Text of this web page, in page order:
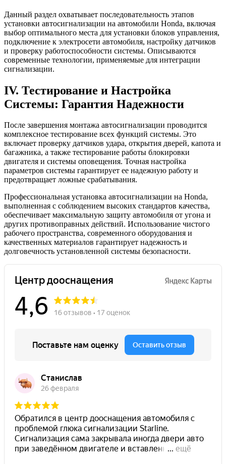
Данный раздел охватывает последовательность этапов
установки автосигнализации на автомобили Honda, включая
выбор оптимального места для установки блоков управления,
подключение к электросети автомобиля, настройку датчиков
и проверку работоспособности системы. Описываются
современные технологии, применяемые для интеграции
сигнализации.
IV. Тестирование и Настройка
Системы: Гарантия Надежности
После завершения монтажа автосигнализации проводится
комплексное тестирование всех функций системы. Это
включает проверку датчиков удара, открытия дверей, капота и
багажника, а также тестирование работы блокировки
двигателя и системы оповещения. Точная настройка
параметров системы гарантирует ее надежную работу и
предотвращает ложные срабатывания.
Профессиональная установка автосигнализации на Honda,
выполненная с соблюдением высоких стандартов качества,
обеспечивает максимальную защиту автомобиля от угона и
других противоправных действий. Использование чистого
рабочего пространства, современного оборудования и
качественных материалов гарантирует надежность и
долговечность установленной системы безопасности.